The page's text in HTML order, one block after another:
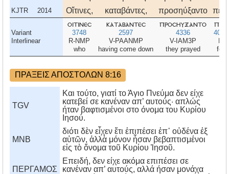
KJTR 2014 Οἵτινες, καταβάντες, προσηύξαντο περὶ
Variant
Interlinear
οιτινεσ
3748
R-NMP
who
καταβαντεσ
2597
V-PAANMP
having come down
προσηυξαντο
4336
V-IAM3P
they prayed
περι
4012
for
ΠΡΑΞΕΙΣ ΑΠΟΣΤΟΛΩΝ 8:16
TGV
Και τούτο, γιατί το Άγιο Πνεύμα δεν είχε
κατεβεί σε κανέναν απ’ αυτούς· απλώς
ήταν βαφτισμένοι στο όνομα του Κυρίου
Ιησού.
MNB
διότι δὲν εἶχεν ἔτι ἐπιπέσει ἐπ᾿ οὐδένα ἐξ
αὐτῶν, ἀλλὰ μόνον ἦσαν βεβαπτισμένοι
εἰς τὸ ὄνομα τοῦ Κυρίου Ἰησοῦ.
ΠΕΡΓΑΜΟΣ
Eπειδή, δεν είχε ακόμα επιπέσει σε
κανέναν απ’ αυτούς, αλλά ήσαν μονάχα